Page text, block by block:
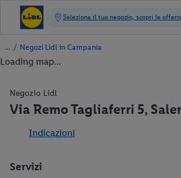
/ Negozi Lidl in Campania
Loading map...
Negozio Lidl
Via Remo Tagliaferri 5,
Indicazioni
Servizi